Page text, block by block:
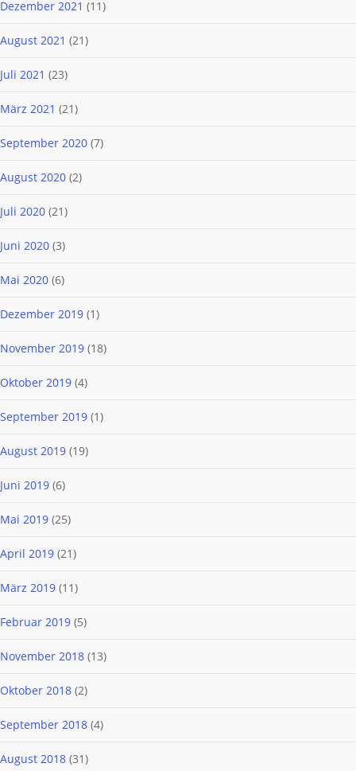
Dezember 2021 (11)
August 2021 (21)
Juli 2021 (23)
März 2021 (21)
September 2020 (7)
August 2020 (2)
Juli 2020 (21)
Juni 2020 (3)
Mai 2020 (6)
Dezember 2019 (1)
November 2019 (18)
Oktober 2019 (4)
September 2019 (1)
August 2019 (19)
Juni 2019 (6)
Mai 2019 (25)
April 2019 (21)
März 2019 (11)
Februar 2019 (5)
November 2018 (13)
Oktober 2018 (2)
September 2018 (4)
August 2018 (31)